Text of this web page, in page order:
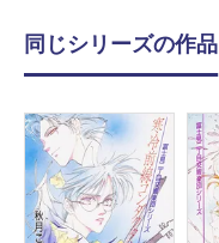
同じシリーズの作品